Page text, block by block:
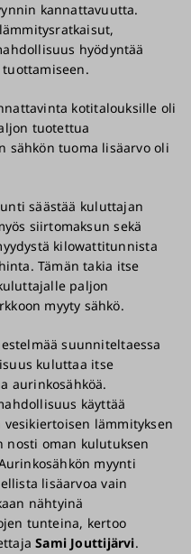
kannattavuutta.
hyödyntää
kotitalouksille oli
tuotettua
sähkön tuoma lisäarvo oli
säästää kuluttajan
siirtomaksun sekä
kilowattitunnista
Tämän takia itse
paljon
myyty sähkö.
suunniteltaessa
kuluttaa itse
aurinkosähköä.
käyttää
lämmityksen
nosti oman kulutuksen
myynti
lisäarvoa vain
nähtyinä
tunteina, kertoo
Sami Jouttijärvi.